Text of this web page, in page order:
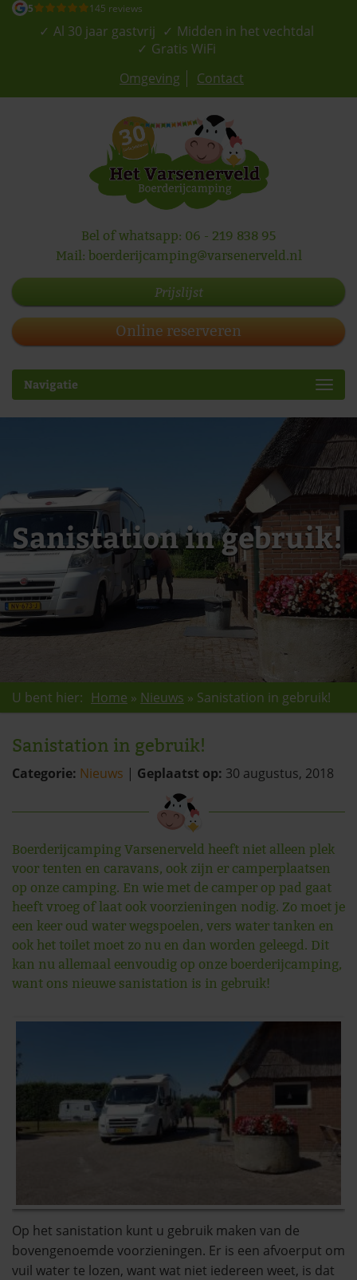
5 145 reviews
Al 30 jaar gastvrij
Midden in het vechtdal
Gratis WiFi
Omgeving
Contact
Bel of whatsapp: 06 - 219 838 95
Mail: boerderijcamping@varsenerveld.nl
Prijslijst
Online reserveren
Navigatie
Sanistation in gebruik!
U bent hier: Home » Nieuws » Sanistation in gebruik!
Sanistation in gebruik!
Categorie: Nieuws | Geplaatst op: 30 augustus, 2018
Boerderijcamping Varsenerveld heeft niet alleen plek
voor tenten en caravans, ook zijn er camperplaatsen
op onze camping. En wie met de camper op pad gaat
heeft vroeg of laat ook voorzieningen nodig. Zo moet je
een keer oud water wegspoelen, vers water tanken en
ook het toilet moet zo nu en dan worden geleegd. Dit
kan nu allemaal eenvoudig op onze boerderijcamping,
want ons nieuwe sanistation is in gebruik!
Op het sanistation kunt u gebruik maken van de
bovengenoemde voorzieningen. Er is een afvoerput om
vuil water te lozen, want wat niet iedereen weet, is dat